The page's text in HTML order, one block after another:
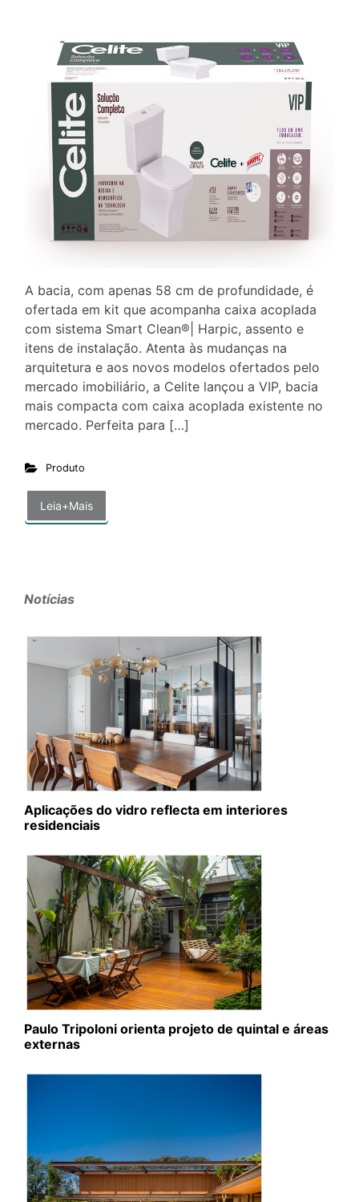
A bacia, com apenas 58 cm de profundidade, é
ofertada em kit que acompanha caixa acoplada
com sistema Smart Clean®| Harpic, assento e
itens de instalação. Atenta às mudanças na
arquitetura e aos novos modelos ofertados pelo
mercado imobiliário, a Celite lançou a VIP, bacia
mais compacta com caixa acoplada existente no
mercado. Perfeita para […]
Produto
Leia+Mais
Notícias
Aplicações do vidro reflecta em interiores
residenciais
Paulo Tripoloni orienta projeto de quintal e áreas
externas